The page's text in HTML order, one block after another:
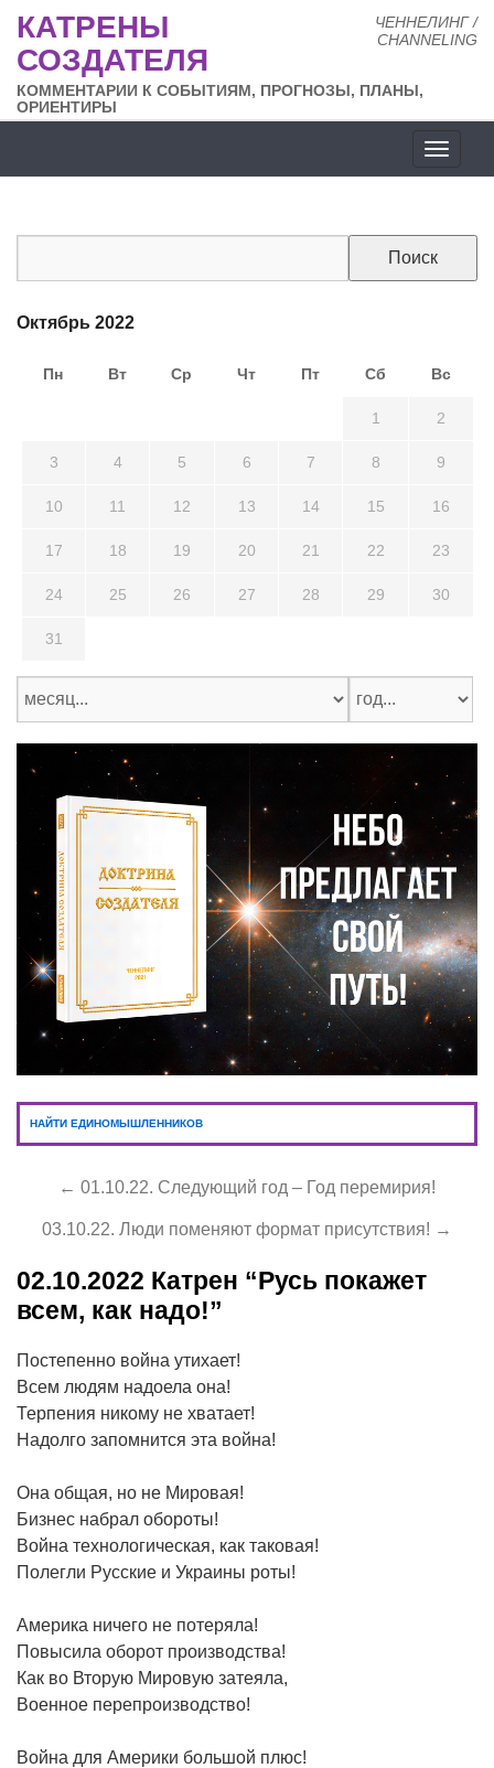
ЧЕННЕЛИНГ /
CHANNELING
КАТРЕНЫ
СОЗДАТЕЛЯ
КОММЕНТАРИИ К СОБЫТИЯМ, ПРОГНОЗЫ, ПЛАНЫ,
ОРИЕНТИРЫ
сайта
Октябрь 2022
Пн Вт Ср Чт Пт Сб Вс
1 2
3 4 5 6 7 8 9
10 11 12 13 14 15 16
17 18 19 20 21 22 23
24 25 26 27 28 29 30
31
НАЙТИ ЕДИНОМЫШЛЕННИКОВ
← 01.10.22. Следующий год – Год перемирия!
03.10.22. Люди поменяют формат присутствия! →
02.10.2022 Катрен “Русь покажет
всем, как надо!”
Постепенно война утихает!
Всем людям надоела она!
Терпения никому не хватает!
Надолго запомнится эта война!
Она общая, но не Мировая!
Бизнес набрал обороты!
Война технологическая, как таковая!
Полегли Русские и Украины роты!
Америка ничего не потеряла!
Повысила оборот производства!
Как во Вторую Мировую затеяла,
Военное перепроизводство!
Война для Америки большой плюс!